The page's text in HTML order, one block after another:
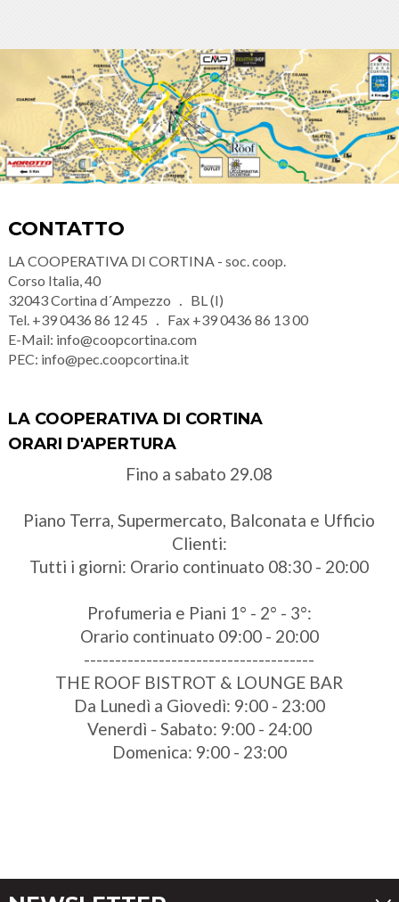
CONTATTO
LA COOPERATIVA DI CORTINA - soc. coop.
Corso Italia, 40
32043Cortina d´Ampezzo
BL (I)
Tel. +39 0436 86 12 45 Fax +39 0436 86 13 00
E-Mail: info@coopcortina.com
PEC: info@pec.coopcortina.it
LA COOPERATIVA DI CORTINA
ORARI D'APERTURA
Fino a sabato 29.08
Piano Terra, Supermercato, Balconata e Ufficio
Clienti:
Tutti i giorni: Orario continuato 08:30 - 20:00
Profumeria e Piani 1° - 2° - 3°:
Orario continuato 09:00 - 20:00
-------------------------------------
THE ROOF BISTROT & LOUNGE BAR
Da Lunedì a Giovedì: 9:00 - 23:00
Venerdì - Sabato: 9:00 - 24:00
Domenica: 9:00 - 23:00